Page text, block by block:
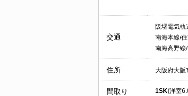
交通
阪堺電気軌
南海本線/
南海高野線
住所 大阪府大阪
間取り 1SK(洋室